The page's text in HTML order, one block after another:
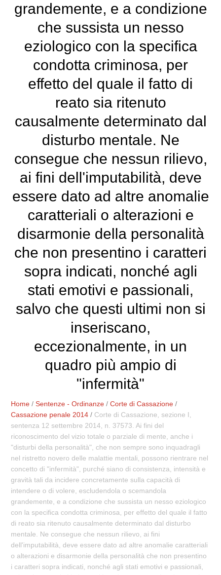
grandemente, e a condizione
che sussista un nesso
eziologico con la specifica
condotta criminosa, per
effetto del quale il fatto di
reato sia ritenuto
causalmente determinato dal
disturbo mentale. Ne
consegue che nessun rilievo,
ai fini dell'imputabilità, deve
essere dato ad altre anomalie
caratteriali o alterazioni e
disarmonie della personalità
che non presentino i caratteri
sopra indicati, nonché agli
stati emotivi e passionali,
salvo che questi ultimi non si
inseriscano,
eccezionalmente, in un
quadro più ampio di
"infermità"
Home /Sentenze - Ordinanze /Corte di Cassazione /
Cassazione penale 2014 / Corte di Cassazione, sezione I,
sentenza 12 settembre 2014, n. 37573. Ai fini del
riconoscimento del vizio totale o parziale di mente, anche i
"disturbi della personalità", che non sempre sono inquadragli
nel ristretto novero delle malattie mentali, possono rientrare nel
concetto di "infermità", purché siano di consistenza, intensità e
gravità tali da incidere concretamente sulla capacità di
intendere o di volere, escludendola o scemandola
grandemente, e a condizione che sussista un nesso eziologico
con la specifica condotta criminosa, per effetto del quale il fatto
di reato sia ritenuto causalmente determinato dal disturbo
mentale. Ne consegue che nessun rilievo, ai fini
dell'imputabilità, deve essere dato ad altre anomalie caratteriali
o alterazioni e disarmonie della personalità che non presentino
i caratteri sopra indicati, nonché agli stati emotivi e passionali,